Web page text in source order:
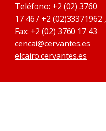
Teléfono: +2 (02) 3760
17 46 / +2 (02)33371962 ,
Fax: +2 (02) 3760 17 43
cencai@cervantes.es
elcairo.cervantes.es